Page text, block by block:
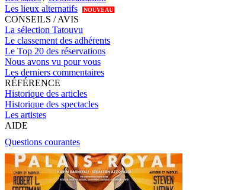
Les lieux alternatifs
NOUVEAU
CONSEILS / AVIS
La sélection Tatouvu
Le classement des adhérents
Le Top 20 des réservations
Nous avons vu pour vous
Les derniers commentaires
RÉFÉRENCE
Historique des articles
Historique des spectacles
Les artistes
AIDE
Questions courantes